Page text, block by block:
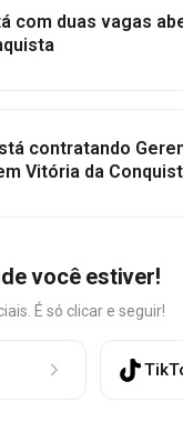
com duas vagas
contratando
Vitória da
você estiver!
É só clicar e seguir!